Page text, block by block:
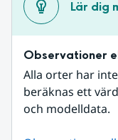
Lär dig
Observationer
Alla orter har
beräknas ett
och modelldata.